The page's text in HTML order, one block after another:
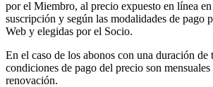
por el Miembro, al precio expuesto en línea
suscripción y según las modalidades de pago
Web y elegidas por el Socio.
En el caso de los abonos con una duración de
condiciones de pago del precio son
renovación.